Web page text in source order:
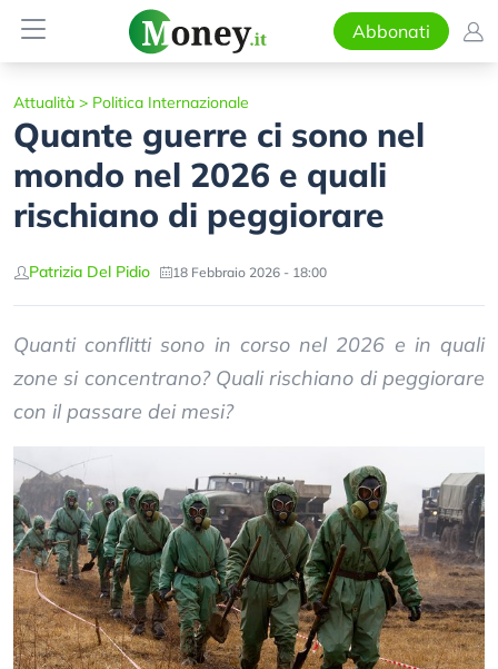
Abbonati
Attualità > Politica Internazionale
Quante guerre ci sono nel
mondo nel 2026 e quali
rischiano di peggiorare
Patrizia Del Pidio 18 Febbraio 2026 - 18:00
Quanti conflitti sono in corso nel 2026 e in quali
zone si concentrano? Quali rischiano di peggiorare
con il passare dei mesi?